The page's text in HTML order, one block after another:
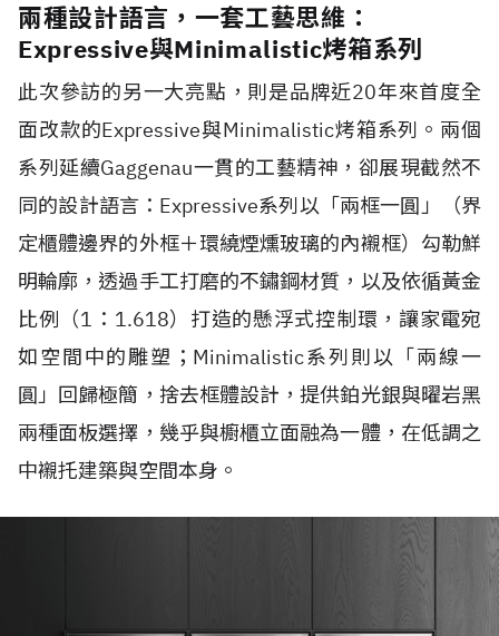
兩種設計語言，一套工藝思維：
Expressive與Minimalistic烤箱系列
此次參訪的另一大亮點，則是品牌近20年來首度全
面改款的Expressive與Minimalistic烤箱系列。兩個
系列延續Gaggenau一貫的工藝精神，卻展現截然不
同的設計語言：Expressive系列以「兩框一圓」（界
定櫃體邊界的外框＋環繞煙燻玻璃的內襯框）勾勒鮮
明輪廓，透過手工打磨的不鏽鋼材質，以及依循黃金
比例（1：1.618）打造的懸浮式控制環，讓家電宛
如空間中的雕塑；Minimalistic系列則以「兩線一
圓」回歸極簡，捨去框體設計，提供鉑光銀與曜岩黑
兩種面板選擇，幾乎與櫥櫃立面融為一體，在低調之
中襯托建築與空間本身。